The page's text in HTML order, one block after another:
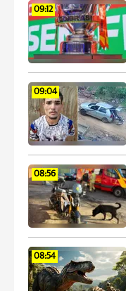
09:12
09:04
08:56
08:54